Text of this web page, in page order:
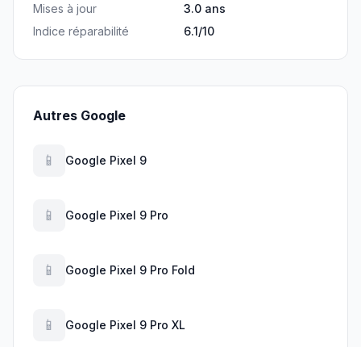
Mises à jour
3.0 ans
Indice réparabilité
6.1/10
Autres Google
📱 Google Pixel 9
📱 Google Pixel 9 Pro
📱 Google Pixel 9 Pro Fold
📱 Google Pixel 9 Pro XL